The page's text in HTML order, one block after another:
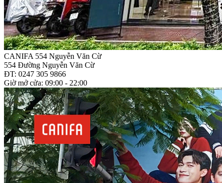
CANIFA 554 Nguyễn Văn Cừ
554 Đường Nguyễn Văn Cừ
ĐT: 0247 305 9866
Giờ mở cửa: 09:00 - 22:00